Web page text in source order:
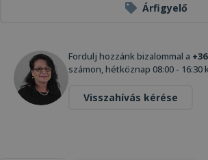
Árfigyelő
Fordulj hozzánk bizalommal a
számon, hétköznap 08:00 -
Visszahívás kérése